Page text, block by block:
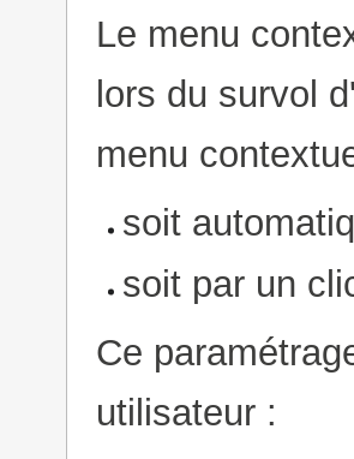
Le menu
lors du survol
menu
soit
soit par un
Ce
utilisateur :